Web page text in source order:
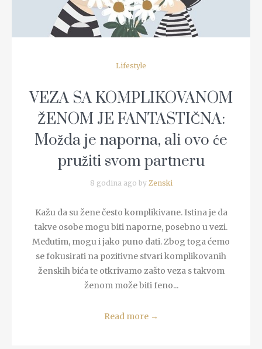
Lifestyle
VEZA SA KOMPLIKOVANOM
ŽENOM JE FANTASTIČNA:
Možda je naporna, ali ovo će
pružiti svom partneru
8 godina ago by Zenski
Kažu da su žene često komplikivane. Istina je da
takve osobe mogu biti naporne, posebno u vezi.
Međutim, mogu i jako puno dati. Zbog toga ćemo
se fokusirati na pozitivne stvari komplikovanih
ženskih bića te otkrivamo zašto veza s takvom
ženom može biti feno...
Read more →